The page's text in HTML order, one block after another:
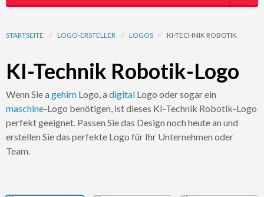
STARTSEITE // LOGO-ERSTELLER // LOGOS // KI-TECHNIK ROBOTIK
KI-Technik Robotik-Logo
Wenn Sie a gehirn Logo, a digital Logo oder sogar ein
maschine-Logo benötigen, ist dieses KI-Technik Robotik-Logo
perfekt geeignet. Passen Sie das Design noch heute an und
erstellen Sie das perfekte Logo für Ihr Unternehmen oder
Team.